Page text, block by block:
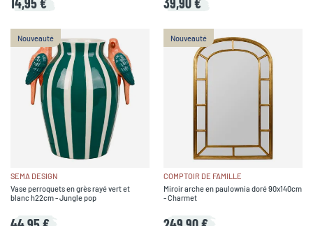
Nouveauté
SEMA DESIGN
Vase perroquets en grès rayé vert et
blanc h22cm - Jungle pop
Nouveauté
COMPTOIR DE FAMILLE
Miroir arche en paulownia doré 90x140cm
- Charmet